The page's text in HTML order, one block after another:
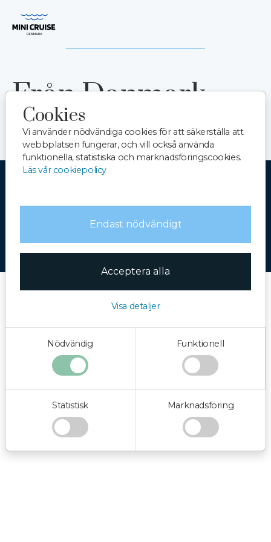
Cookies
Vi använder nödvändiga cookies för att säkerställa att
webbplatsen fungerar, och vill också använda
funktionella, statistiska och marknadsföringscookies.
Läs vår cookiepolicy
Endast nödvändigt
Acceptera alla
Visa detaljer
Nödvändig Funktionell
Statistisk Marknadsföring
Från Danmark
Korrigera dina cookieval
Copyright system:Flex4B®by Flex4Business/ Copyright indhold: